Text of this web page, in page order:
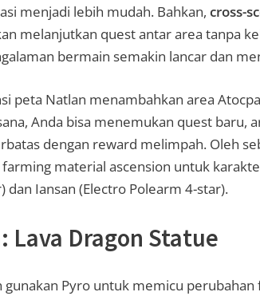
menjadi lebih mudah. Bahkan, cross-
melanjutkan quest antar area tanpa
bermain semakin lancar dan
peta Natlan menambahkan area
Anda bisa menemukan quest baru,
dengan reward melimpah. Oleh
material ascension untuk
dan Iansan (Electro Polearm 4-star).
Lava Dragon Statue
gunakan Pyro untuk memicu perubahan